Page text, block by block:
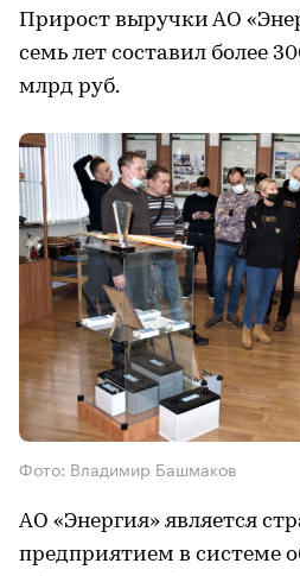
Прирост выручки АО
семь лет составил более
млрд руб.
Фото: Владимир Башмаков
АО «Энергия» является
предприятием в системе